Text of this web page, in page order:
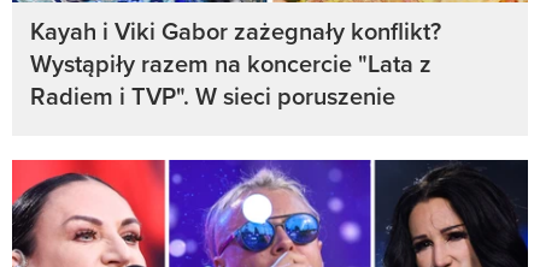
Kayah i Viki Gabor zażegnały konflikt?
Wystąpiły razem na koncercie "Lata z
Radiem i TVP". W sieci poruszenie